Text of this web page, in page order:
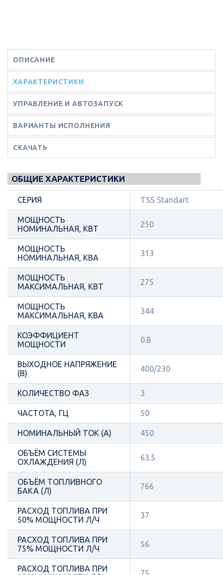
ОПИСАНИЕ
ХАРАКТЕРИСТИКИ
УПРАВЛЕНИЕ И АВТОЗАПУСК
ВАРИАНТЫ ИСПОЛНЕНИЯ
СКАЧАТЬ
ОБЩИЕ ХАРАКТЕРИСТИКИ
СЕРИЯ TSS Standart
МОЩНОСТЬ
НОМИНАЛЬНАЯ, КВТ
250
МОЩНОСТЬ
НОМИНАЛЬНАЯ, КВА
313
МОЩНОСТЬ
МАКСИМАЛЬНАЯ, КВТ
275
МОЩНОСТЬ
МАКСИМАЛЬНАЯ, КВА
344
КОЭФФИЦИЕНТ
МОЩНОСТИ
0.8
ВЫХОДНОЕ НАПРЯЖЕНИЕ
(В)
400/230
КОЛИЧЕСТВО ФАЗ 3
ЧАСТОТА, ГЦ 50
НОМИНАЛЬНЫЙ ТОК (А) 450
ОБЪЁМ СИСТЕМЫ
ОХЛАЖДЕНИЯ (Л)
63.5
ОБЪЁМ ТОПЛИВНОГО
БАКА (Л)
766
РАСХОД ТОПЛИВА ПРИ
50% МОЩНОСТИ Л/Ч
37
РАСХОД ТОПЛИВА ПРИ
75% МОЩНОСТИ Л/Ч
56
РАСХОД ТОПЛИВА ПРИ
75